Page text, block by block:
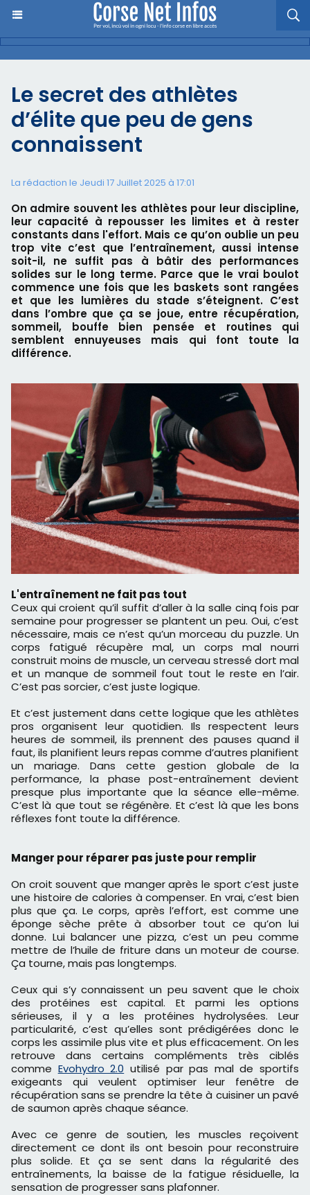
Le secret des athlètes
d’élite que peu de gens
connaissent
La rédaction le Jeudi 17 Juillet 2025 à 17:01
On admire souvent les athlètes pour leur discipline,
leur capacité à repousser les limites et à rester
constants dans l'effort. Mais ce qu’on oublie un peu
trop vite c’est que l’entraînement, aussi intense
soit-il, ne suffit pas à bâtir des performances
solides sur le long terme. Parce que le vrai boulot
commence une fois que les baskets sont rangées
et que les lumières du stade s’éteignent. C’est
dans l’ombre que ça se joue, entre récupération,
sommeil, bouffe bien pensée et routines qui
semblent ennuyeuses mais qui font toute la
différence.
L'entraînement ne fait pas tout
Ceux qui croient qu’il suffit d’aller à la salle cinq fois par
semaine pour progresser se plantent un peu. Oui, c’est
nécessaire, mais ce n’est qu’un morceau du puzzle. Un
corps fatigué récupère mal, un corps mal nourri
construit moins de muscle, un cerveau stressé dort mal
et un manque de sommeil fout tout le reste en l’air.
C’est pas sorcier, c’est juste logique.
Et c’est justement dans cette logique que les athlètes
pros organisent leur quotidien. Ils respectent leurs
heures de sommeil, ils prennent des pauses quand il
faut, ils planifient leurs repas comme d’autres planifient
un mariage. Dans cette gestion globale de la
performance, la phase post-entraînement devient
presque plus importante que la séance elle-même.
C’est là que tout se régénère. Et c’est là que les bons
réflexes font toute la différence.
Manger pour réparer pas juste pour remplir
On croit souvent que manger après le sport c’est juste
une histoire de calories à compenser. En vrai, c’est bien
plus que ça. Le corps, après l’effort, est comme une
éponge sèche prête à absorber tout ce qu’on lui
donne. Lui balancer une pizza, c’est un peu comme
mettre de l’huile de friture dans un moteur de course.
Ça tourne, mais pas longtemps.
Ceux qui s’y connaissent un peu savent que le choix
des protéines est capital. Et parmi les options
sérieuses, il y a les protéines hydrolysées. Leur
particularité, c’est qu’elles sont prédigérées donc le
corps les assimile plus vite et plus efficacement. On les
retrouve dans certains compléments très ciblés
comme Evohydro 2.0 utilisé par pas mal de sportifs
exigeants qui veulent optimiser leur fenêtre de
récupération sans se prendre la tête à cuisiner un pavé
de saumon après chaque séance.
Avec ce genre de soutien, les muscles reçoivent
directement ce dont ils ont besoin pour reconstruire
plus solide. Et ça se sent dans la régularité des
entraînements, la baisse de la fatigue résiduelle, la
sensation de progresser sans plafonner.